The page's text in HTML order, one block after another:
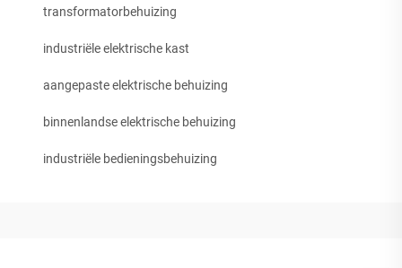
transformatorbehuizing
industriële elektrische kast
aangepaste elektrische behuizing
binnenlandse elektrische behuizing
industriële bedieningsbehuizing